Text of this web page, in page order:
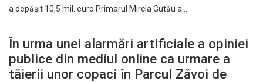
a depășit 10,5 mil. euro Primarul Mircia Gutău a…
În urma unei alarmări artificiale a opiniei
publice din mediul online ca urmare a
tăierii unor copaci în Parcul Zăvoi de